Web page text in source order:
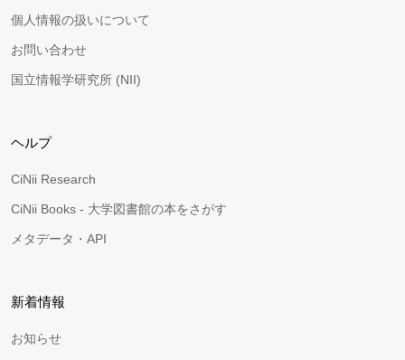
個人情報の扱いについて
お問い合わせ
国立情報学研究所 (NII)
ヘルプ
CiNii Research
CiNii Books - 大学図書館の本をさがす
メタデータ・API
新着情報
お知らせ